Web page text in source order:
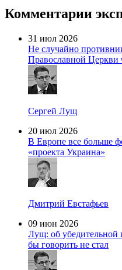
Комментарии
31 июл 2026
Не случайно
Православной Церкви
Сергей Лущ
20 июл 2026
В Европе все больше
«проекта Украина»
Дмитрий Евстафьев
09 июн 2026
Лущ: об убедительной
бы говорить не стал